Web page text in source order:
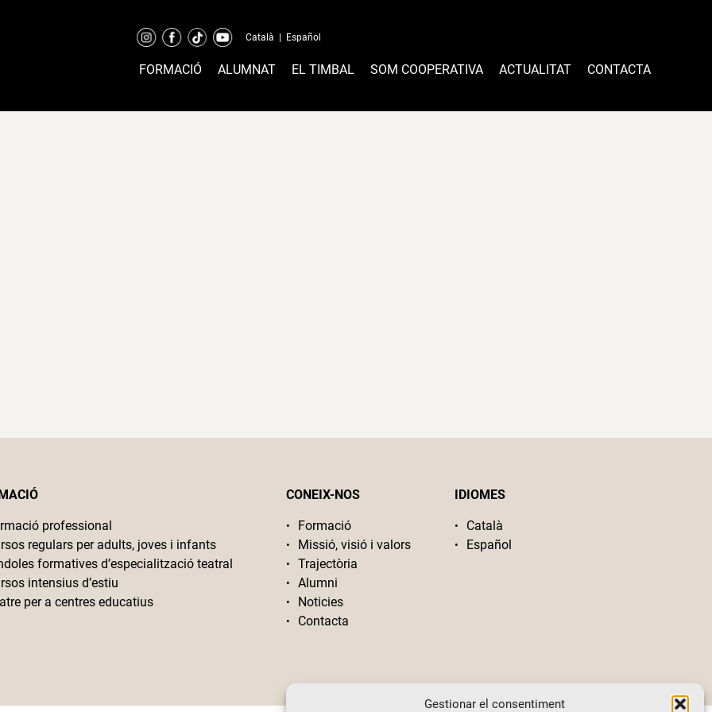
Gestionar el consentiment
Català Español
FORMACIÓ ALUMNAT EL TIMBAL SOM COOPERATIVA ACTUALITAT CONTACTA
professional
regulars per adults, joves i infants
formatives d’especialització teatral
intensius d’estiu
per a centres educatius
CONEIX-NOS
Formació
Missió, visió i valors
Trajectòria
Alumni
Noticies
Contacta
IDIOMES
Català
Español